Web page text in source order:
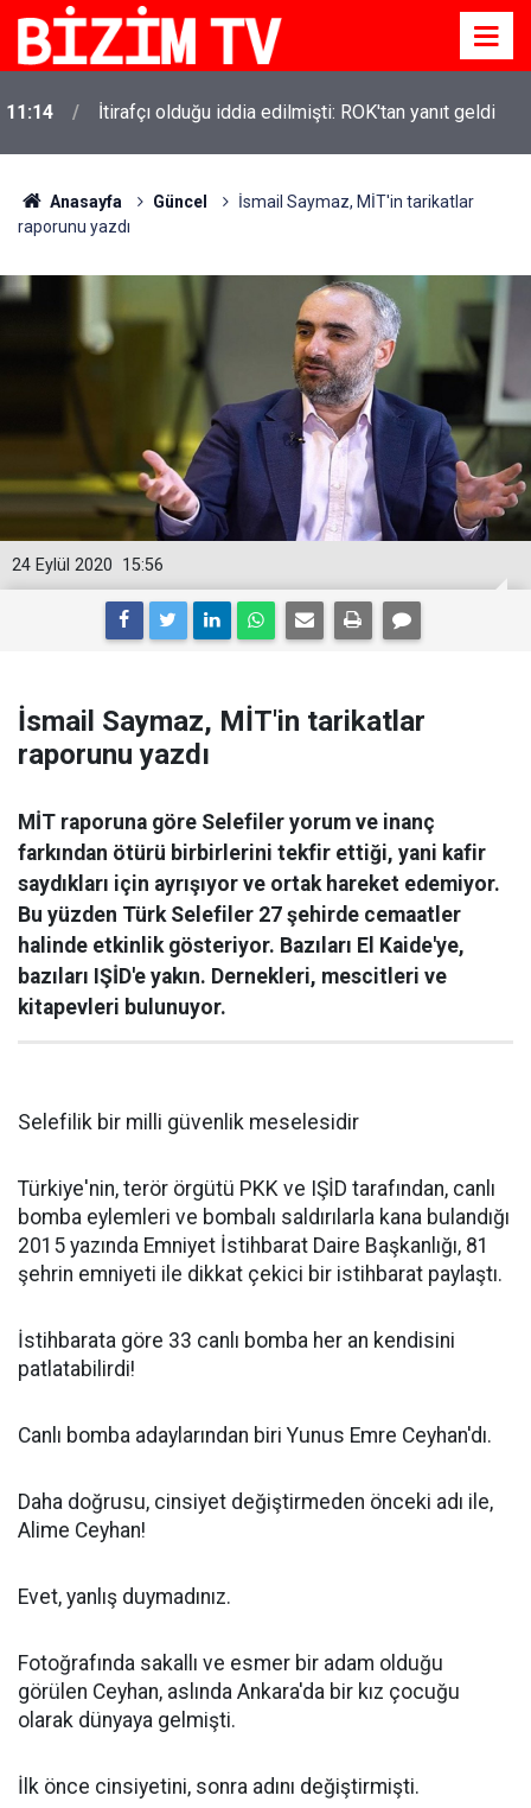
11:10 Yusuf Tekin açıkladı: YKS değişecek mi?
Anasayfa Güncel
İsmail Saymaz, MİT'in tarikatlar
raporunu yazdı
15:56
24 Eylül 2020
İsmail Saymaz, MİT'in tarikatlar
raporunu yazdı
MİT raporuna göre Selefiler yorum ve inanç
farkından ötürü birbirlerini tekfir ettiği, yani kafir
saydıkları için ayrışıyor ve ortak hareket edemiyor.
Bu yüzden Türk Selefiler 27 şehirde cemaatler
halinde etkinlik gösteriyor. Bazıları El Kaide'ye,
bazıları IŞİD'e yakın. Dernekleri, mescitleri ve
kitapevleri bulunuyor.
Selefilik bir milli güvenlik meselesidir
Türkiye'nin, terör örgütü PKK ve IŞİD tarafından, canlı
bomba eylemleri ve bombalı saldırılarla kana bulandığı
2015 yazında Emniyet İstihbarat Daire Başkanlığı, 81
şehrin emniyeti ile dikkat çekici bir istihbarat paylaştı.
İstihbarata göre 33 canlı bomba her an kendisini
patlatabilirdi!
Canlı bomba adaylarından biri Yunus Emre Ceyhan'dı.
Daha doğrusu, cinsiyet değiştirmeden önceki adı ile,
Alime Ceyhan!
Evet, yanlış duymadınız.
Fotoğrafında sakallı ve esmer bir adam olduğu
görülen Ceyhan, aslında Ankara'da bir kız çocuğu
olarak dünyaya gelmişti.
İlk önce cinsiyetini, sonra adını değiştirmişti.